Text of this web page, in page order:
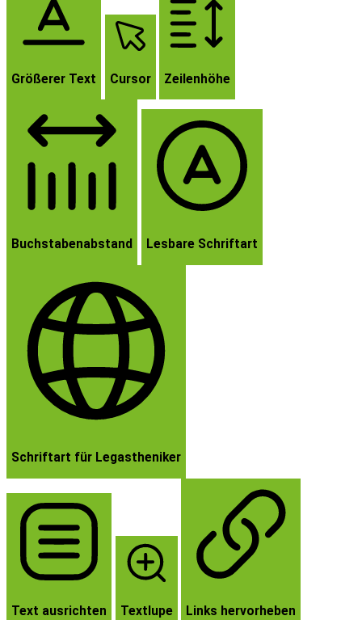
Größerer Text Cursor Zeilenhöhe
Buchstabenabstand Lesbare Schriftart
Schriftart für Legastheniker
Text ausrichten Textlupe Links hervorheben